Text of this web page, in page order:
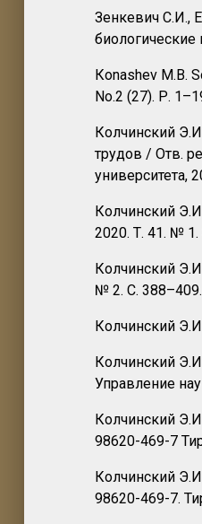
Зенкевич С.И.,
биологические
Кonashev M.B.
No.2 (27). Р.
Колчинский
трудов / Отв.
университета,
Колчинский
2020. Т. 41. № 1.
Колчинский
№ 2. С. 388–409.
Колчинский
Колчинский
Управление
Колчинский
98620-469-7
Колчинский
98620-469-7.